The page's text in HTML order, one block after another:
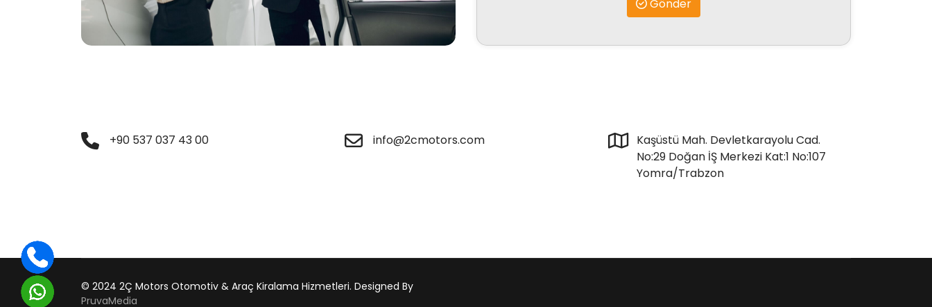
Gönder
+90 537 037 43 00 info@2cmotors.com
Kaşüstü Mah. Devletkarayolu Cad.
No:29 Doğan İŞ Merkezi Kat:1 No:107
Yomra/Trabzon
© 2024 2Ç Motors Otomotiv & Araç Kiralama Hizmetleri. Designed By
PruvaMedia